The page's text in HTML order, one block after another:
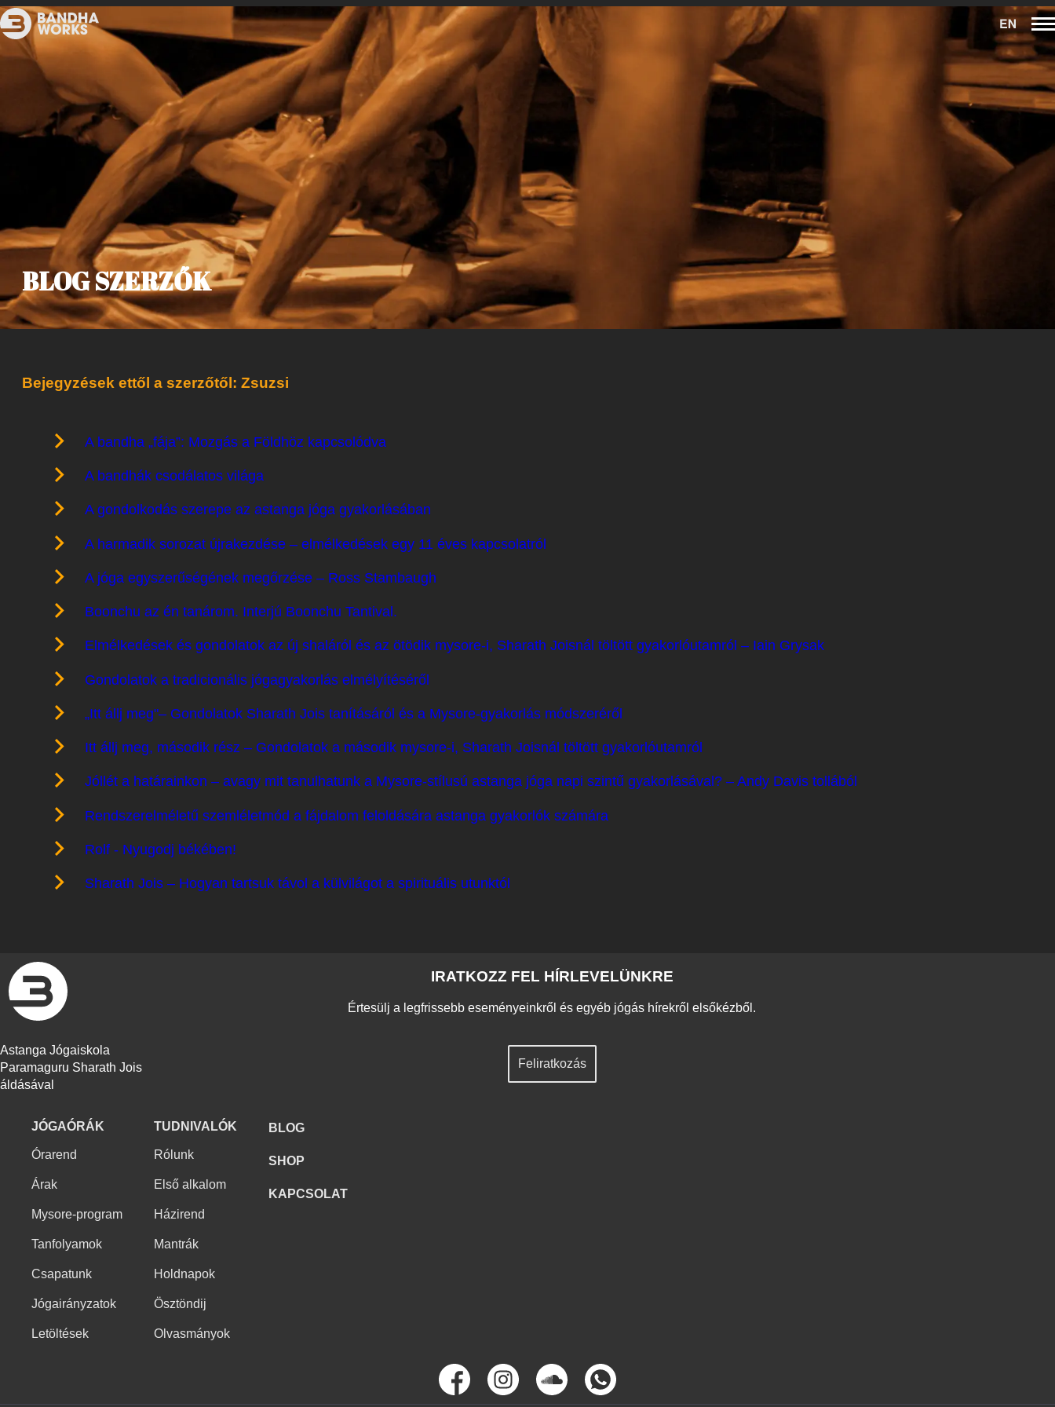
BLOG SZERZŐK
Bejegyzések ettől a szerzőtől: Zsuzsi
A bandha „fája”: Mozgás a Földhöz kapcsolódva
A bandhák csodálatos világa
A gondolkodás szerepe az astanga jóga gyakorlásában
A harmadik sorozat újrakezdése – elmélkedések egy 11 éves kapcsolatról
A jóga egyszerűségének megőrzése – Ross Stambaugh
Boonchu az én tanárom. Interjú Boonchu Tantival.
Elmélkedések és gondolatok az új shaláról és az ötödik mysore-i, Sharath Joisnál töltött gyakorlóutamról – Iain Grysak
Gondolatok a tradicionális jógagyakorlás elmélyítéséről
„Itt állj meg"– Gondolatok Sharath Jois tanításáról és a Mysore-gyakorlás módszeréről
Itt állj meg, második rész – Gondolatok a második mysore-i, Sharath Joisnál töltött gyakorlóutamról
Jóllét a határainkon – avagy mit tanulhatunk a Mysore-stílusú astanga jóga napi szintű gyakorlásával? – Andy Davis tollából
Rendszerelméletű szemléletmód a fájdalom feloldására astanga gyakorlók számára
Rolf - Nyugodj békében!
Sharath Jois – Hogyan tartsuk távol a külvilágot a spirituális utunktól
Astanga Jógaiskola
Paramaguru Sharath Jois
áldásával
JÓGAÓRÁK
Órarend
Árak
Mysore-program
Tanfolyamok
Csapatunk
Jógairányzatok
Letöltések
TUDNIVALÓK
Rólunk
Első alkalom
Házirend
Mantrák
Holdnapok
Ösztöndij
Olvasmányok
BLOG
SHOP
KAPCSOLAT
IRATKOZZ FEL HÍRLEVELÜNKRE
Értesülj a legfrissebb eseményeinkről és egyéb jógás hírekről elsőkézből.
Feliratkozás